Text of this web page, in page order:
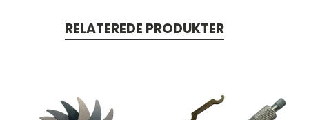
RELATEREDE PRODUKTER